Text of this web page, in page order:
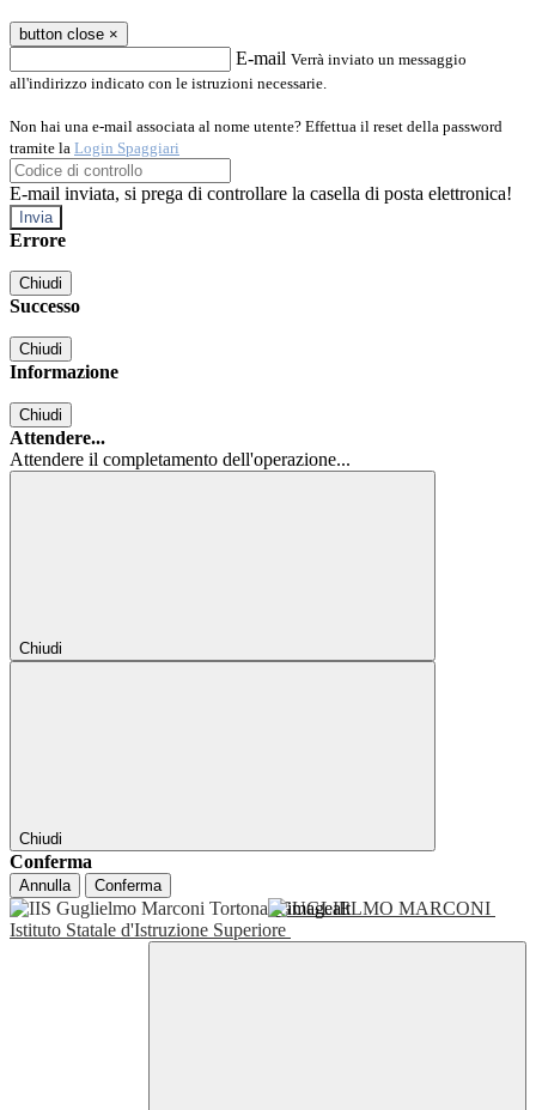
button close ×
E-mail Verrà inviato un messaggio
all'indirizzo indicato con le istruzioni necessarie.
Non hai una e-mail associata al nome utente? Effettua il reset della password
tramite la Login Spaggiari
E-mail inviata, si prega di controllare la casella di posta elettronica!
Errore
Chiudi
Successo
Chiudi
Informazione
Chiudi
Attendere...
Attendere il completamento dell'operazione...
Chiudi
Chiudi
Conferma
Annulla Conferma
GUGLIELMO MARCONI
Istituto Statale d'Istruzione Superiore